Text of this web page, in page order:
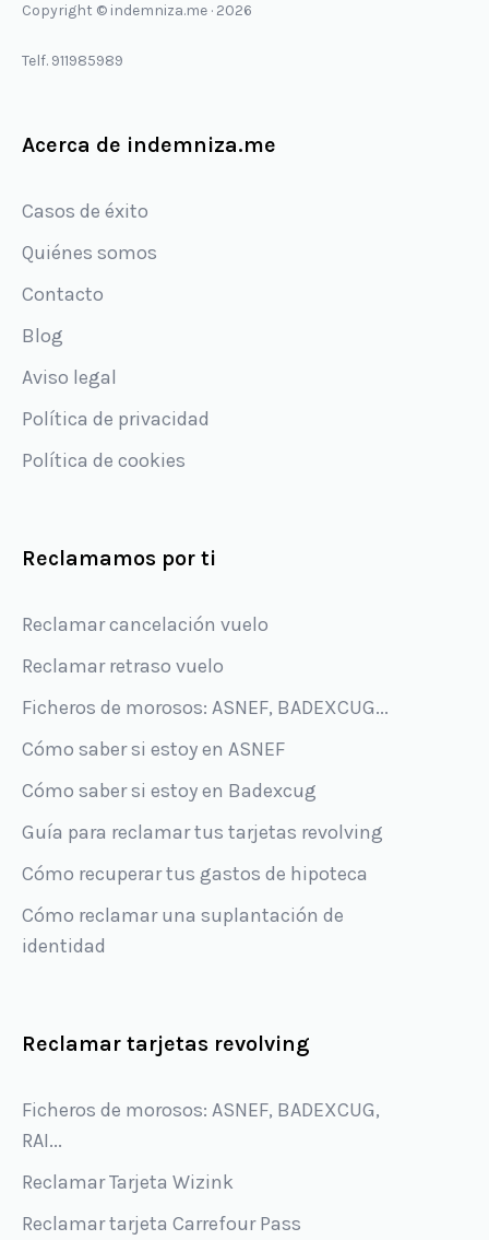
on
on
Copyright © indemniza.me · 2026
Telf. 911985989
Acerca de indemniza.me
Casos de éxito
Quiénes somos
Contacto
Blog
Aviso legal
Política de privacidad
Política de cookies
Reclamamos por ti
Reclamar cancelación vuelo
Reclamar retraso vuelo
Ficheros de morosos: ASNEF, BADEXCUG...
Cómo saber si estoy en ASNEF
Cómo saber si estoy en Badexcug
Guía para reclamar tus tarjetas revolving
Cómo recuperar tus gastos de hipoteca
Cómo reclamar una suplantación de
identidad
Reclamar tarjetas revolving
Ficheros de morosos: ASNEF, BADEXCUG,
RAI...
Reclamar Tarjeta Wizink
Reclamar tarjeta Carrefour Pass